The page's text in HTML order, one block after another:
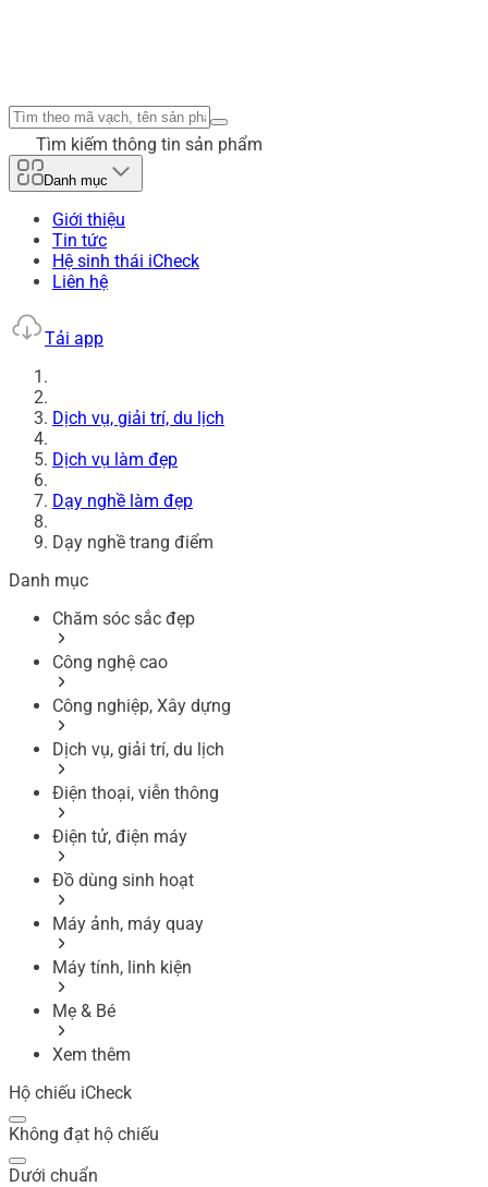
Tìm kiếm thông tin sản phẩm
Danh mục
Giới thiệu
Tin tức
Hệ sinh thái iCheck
Liên hệ
Tải app
Dịch vụ, giải trí, du lịch
Dịch vụ làm đẹp
Dạy nghề làm đẹp
Dạy nghề trang điểm
Danh mục
Chăm sóc sắc đẹp
Công nghệ cao
Công nghiệp, Xây dựng
Dịch vụ, giải trí, du lịch
Điện thoại, viễn thông
Điện tử, điện máy
Đồ dùng sinh hoạt
Máy ảnh, máy quay
Máy tính, linh kiện
Mẹ & Bé
Xem thêm
Hộ chiếu iCheck
Không đạt hộ chiếu
Dưới chuẩn